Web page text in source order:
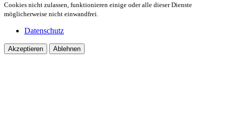
Cookies nicht zulassen, funktionieren einige oder alle dieser Dienste
möglicherweise nicht einwandfrei.
Datenschutz
Akzeptieren Ablehnen